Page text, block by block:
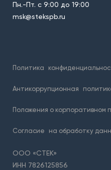
Пн.-Пт. с 9:00 до 19:00
msk@stekspb.ru
Политика
Антикоррупционная
Положения о корпоративном
Согласие на обработку
ООО «СТЕК»
ИНН 7826125856